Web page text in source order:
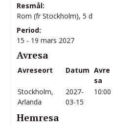
Resmål:
Rom (fr Stockholm), 5 d
Period:
15 - 19 mars 2027
Avresa
Avreseort Datum Avre
sa
Stockholm,
Arlanda
2027-
03-15
10:00
Hemresa